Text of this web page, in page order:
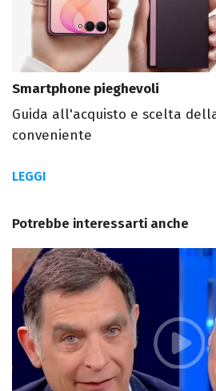
Smartphone pieghevoli
Guida all'acquisto e scelta
conveniente
LEGGI
Potrebbe interessarti anche